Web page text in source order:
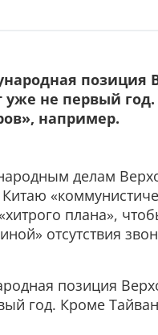
позиция
не первый
например.
делам
плана»,
отсутствия
позиция
год. Кроме